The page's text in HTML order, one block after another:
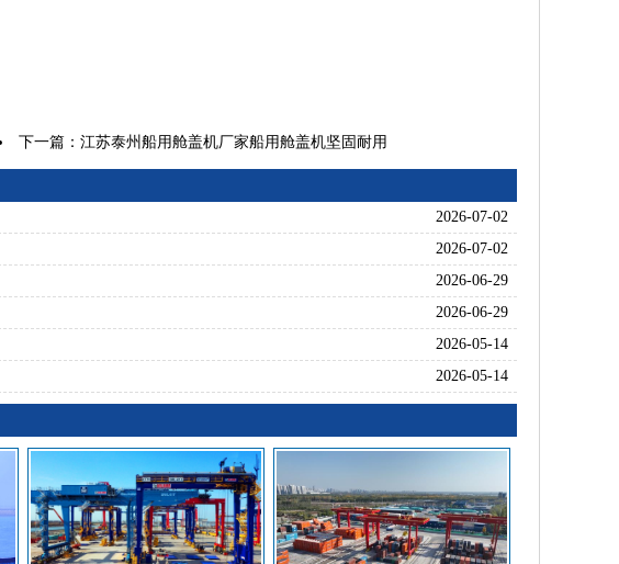
下一篇： 江苏泰州船用舱盖机厂家船用舱盖机坚固耐用
2026-07-02
2026-07-02
2026-06-29
2026-06-29
2026-05-14
2026-05-14